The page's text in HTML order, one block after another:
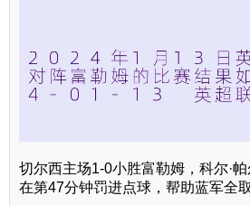
切尔西主场1-0小胜富勒姆，科尔·帕
在第47分钟罚进点球，帮助蓝军全取